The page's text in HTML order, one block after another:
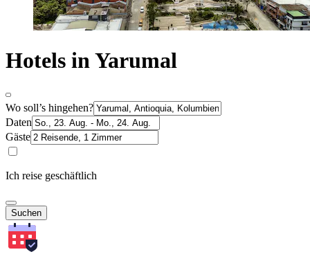
Hotels in Yarumal
Wo soll’s hingehen?
Daten
Gäste
Ich reise geschäftlich
Suchen